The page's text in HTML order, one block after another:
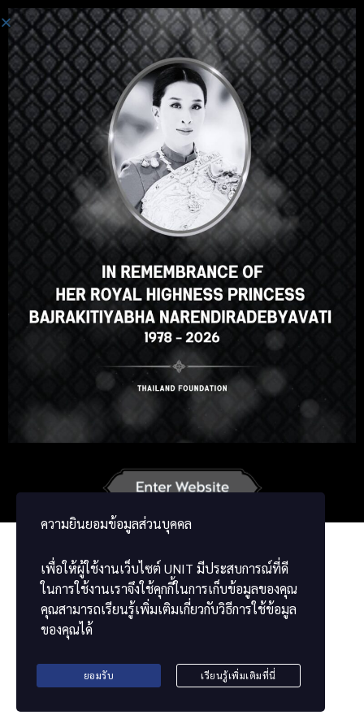
登录
嘿，那不错，对吧？您喜欢这
门课程吗？
登记课程
ความยินยอมข้อมูลส่วนบุคคล
เพื่อให้ผู้ใช้งานเว็บไซต์ UNIT มีประสบการณ์ที่ดี
ในการใช้งานเราจึงใช้คุกกี้ในการเก็บข้อมูลของคุณ
คุณสามารถเรียนรู้เพิ่มเติมเกี่ยวกับวิธีการใช้ข้อมูล
ของคุณได้
ยอมรับ เรียนรู้เพิ่มเติมที่นี่
Select your language
English ภาษาไทย
Korean Japanese
Vietnamese
ខ្មែរ